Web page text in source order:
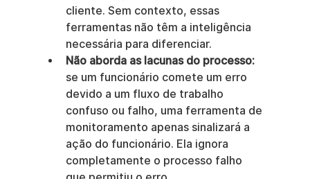
cliente. Sem contexto, essas
ferramentas não têm a inteligência
necessária para diferenciar.
Não aborda as lacunas do processo:
se um funcionário comete um erro
devido a um fluxo de trabalho
confuso ou falho, uma ferramenta de
monitoramento apenas sinalizará a
ação do funcionário. Ela ignora
completamente o processo falho